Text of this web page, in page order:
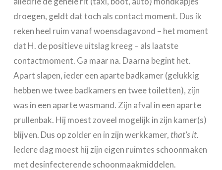
droegen, geldt dat toch als contact moment. Dus ik
reken heel ruim vanaf woensdagavond – het moment
dat H. de positieve uitslag kreeg – als laatste
contactmoment. Ga maar na. Daarna begint het.
Apart slapen, ieder een aparte badkamer (gelukkig
hebben we twee badkamers en twee toiletten), zijn
was in een aparte wasmand. Zijn afval in een aparte
prullenbak. Hij moest zoveel mogelijk in zijn kamer(s)
blijven. Dus op zolder en in zijn werkkamer, that’s it.
Iedere dag moest hij zijn eigen ruimtes schoonmaken
met desinfecterende schoonmaakmiddelen.